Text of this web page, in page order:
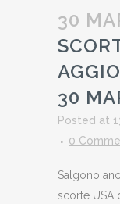
30
30
Posted at
0
Salgono
scorte USA